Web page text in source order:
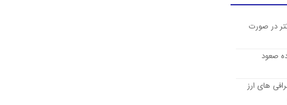
در صورت
صعود
های ارز